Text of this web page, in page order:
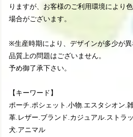
りますが、お客様のご利用環境により
場合がございます。
※生産時期により、デザインが多少が
品質上の問題はございません。
予め御了承下さい。
【キーワード】
ポーチ.ポシェット.小物.エスタシオン.
革.レザー.ブランド.カジュアル.ストラ
犬.アニマル